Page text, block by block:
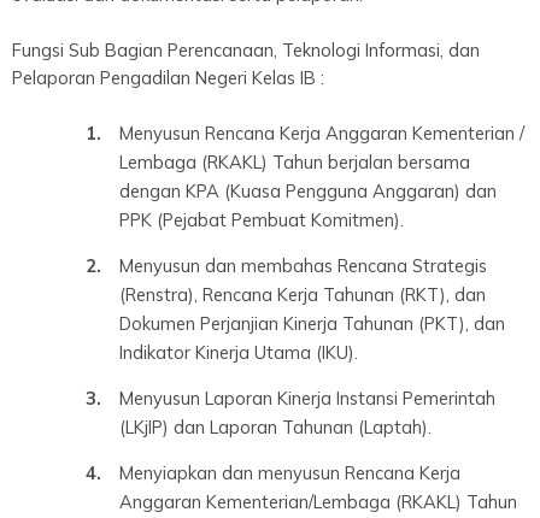
Fungsi Sub Bagian Perencanaan, Teknologi Informasi, dan
Pelaporan Pengadilan Negeri Kelas IB :
Menyusun Rencana Kerja Anggaran Kementerian /
Lembaga (RKAKL) Tahun berjalan bersama
dengan KPA (Kuasa Pengguna Anggaran) dan
PPK (Pejabat Pembuat Komitmen).
Menyusun dan membahas Rencana Strategis
(Renstra), Rencana Kerja Tahunan (RKT), dan
Dokumen Perjanjian Kinerja Tahunan (PKT), dan
Indikator Kinerja Utama (IKU).
Menyusun Laporan Kinerja Instansi Pemerintah
(LKjIP) dan Laporan Tahunan (Laptah).
Menyiapkan dan menyusun Rencana Kerja
Anggaran Kementerian/Lembaga (RKAKL) Tahun